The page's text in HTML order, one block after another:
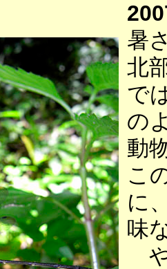
暑
北
で
の
動
こ
に
味